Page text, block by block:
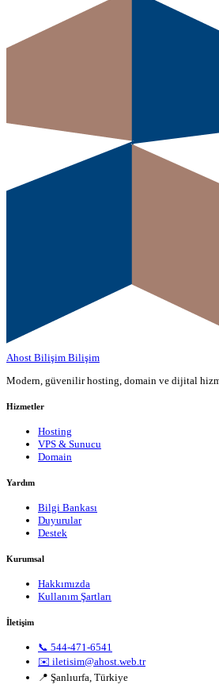
Ahost Bilişim Bilişim
Modern, güvenilir hosting, domain ve dijital
Hizmetler
Hosting
VPS & Sunucu
Domain
Yardım
Bilgi Bankası
Duyurular
Destek
Kurumsal
Hakkımızda
Kullanım Şartları
İletişim
📞 544-471-6541
✉️ iletisim@ahost.web.tr
📍 Şanlıurfa, Türkiye